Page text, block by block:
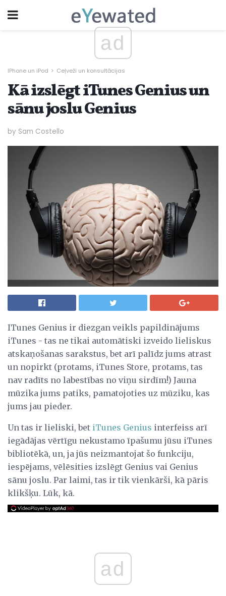
ad
IPhone un iPod Ceļveži un konsultācijas
Kā izslēgt iTunes Genius un
sānu joslu Genius
by Sam Costello
ITunes Genius ir diezgan veikls papildinājums
iTunes - tas ne tikai automātiski izveido lieliskus
atskaņošanas sarakstus, bet arī palīdz jums atrast
un nopirkt (protams, iTunes Store, protams, tas
nav radīts no labestības no viņu sirdīm!) Jauna
mūzika jums patiks, pamatojoties uz mūziku, kas
jums jau pieder.
Un tas ir lieliski, bet iTunes Genius interfeiss arī
iegādājas vērtīgu nekustamo īpašumu jūsu iTunes
bibliotēkā, un, ja jūs neizmantojat šo funkciju,
iespējams, vēlēsities izslēgt Genius vai Genius
sānu joslu. Par laimi, tas ir tik vienkārši, kā pāris
klikšķu. Lūk, kā.
ad